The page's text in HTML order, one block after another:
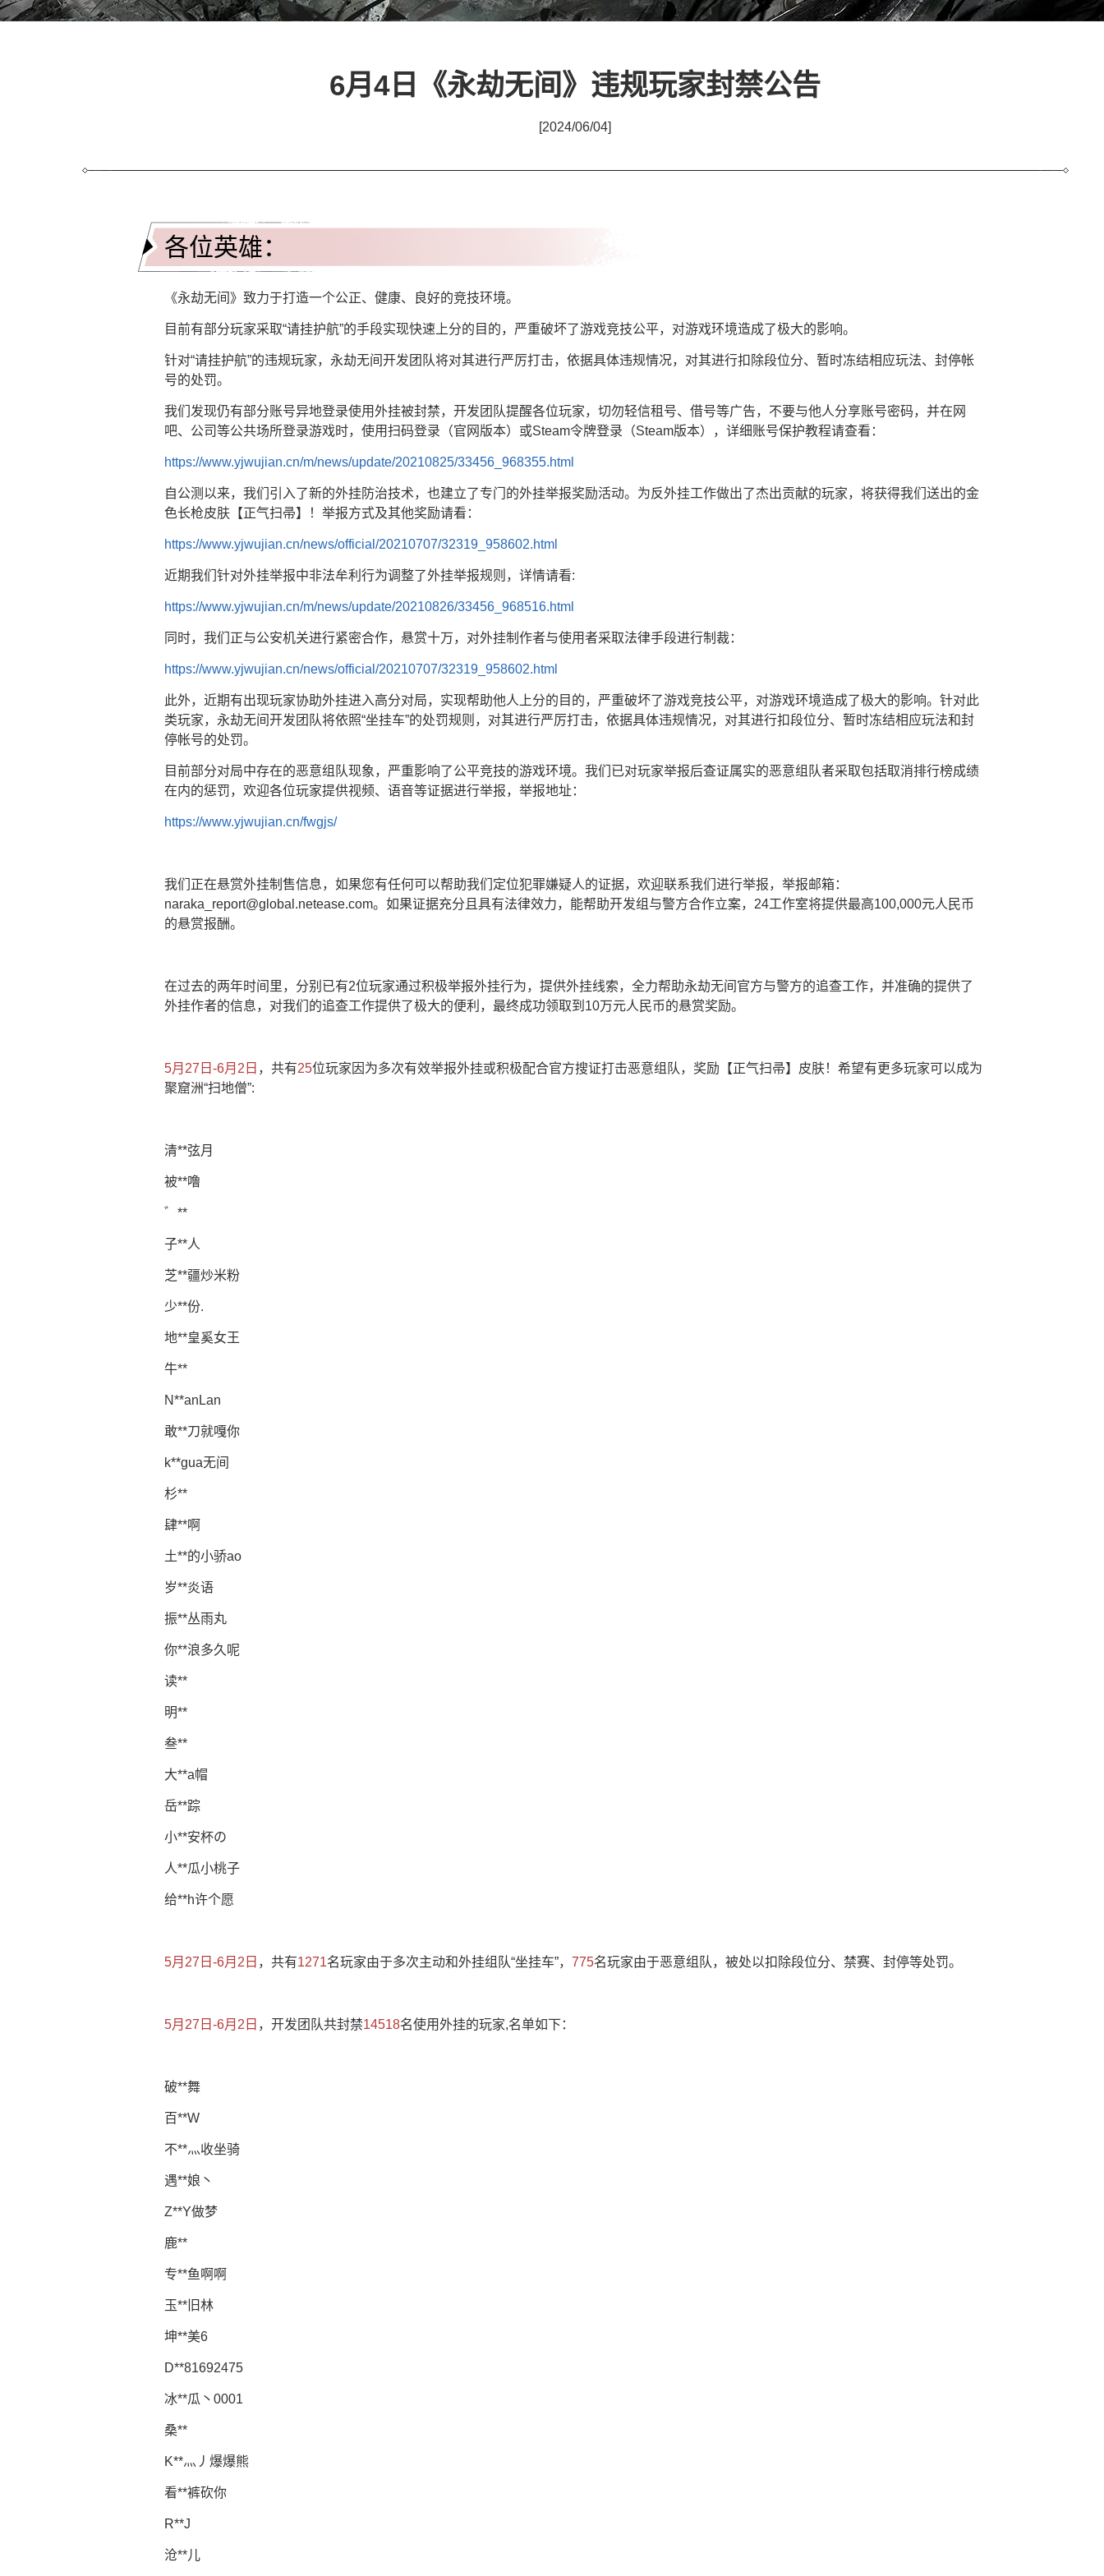
6月4日《永劫无间》违规玩家封禁公告
[2024/06/04]
各位英雄：
《永劫无间》致力于打造一个公正、健康、良好的竞技环境。
目前有部分玩家采取“请挂护航”的手段实现快速上分的目的，严重破坏了游戏竞技公平，对游戏环境造成了极大的影响。
针对“请挂护航”的违规玩家，永劫无间开发团队将对其进行严厉打击，依据具体违规情况，对其进行扣除段位分、暂时冻结相应玩法、封停帐
号的处罚。
我们发现仍有部分账号异地登录使用外挂被封禁，开发团队提醒各位玩家，切勿轻信租号、借号等广告，不要与他人分享账号密码，并在网
吧、公司等公共场所登录游戏时，使用扫码登录（官网版本）或Steam令牌登录（Steam版本），详细账号保护教程请查看：
https://www.yjwujian.cn/m/news/update/20210825/33456_968355.html
自公测以来，我们引入了新的外挂防治技术，也建立了专门的外挂举报奖励活动。为反外挂工作做出了杰出贡献的玩家，将获得我们送出的金
色长枪皮肤【正气扫帚】！举报方式及其他奖励请看：
https://www.yjwujian.cn/news/official/20210707/32319_958602.html
近期我们针对外挂举报中非法牟利行为调整了外挂举报规则，详情请看:
https://www.yjwujian.cn/m/news/update/20210826/33456_968516.html
同时，我们正与公安机关进行紧密合作，悬赏十万，对外挂制作者与使用者采取法律手段进行制裁：
https://www.yjwujian.cn/news/official/20210707/32319_958602.html
此外，近期有出现玩家协助外挂进入高分对局，实现帮助他人上分的目的，严重破坏了游戏竞技公平，对游戏环境造成了极大的影响。针对此
类玩家，永劫无间开发团队将依照“坐挂车”的处罚规则，对其进行严厉打击，依据具体违规情况，对其进行扣段位分、暂时冻结相应玩法和封
停帐号的处罚。
目前部分对局中存在的恶意组队现象，严重影响了公平竞技的游戏环境。我们已对玩家举报后查证属实的恶意组队者采取包括取消排行榜成绩
在内的惩罚，欢迎各位玩家提供视频、语音等证据进行举报，举报地址：
https://www.yjwujian.cn/fwgjs/
我们正在悬赏外挂制售信息，如果您有任何可以帮助我们定位犯罪嫌疑人的证据，欢迎联系我们进行举报，举报邮箱：
naraka_report@global.netease.com。如果证据充分且具有法律效力，能帮助开发组与警方合作立案，24工作室将提供最高100,000元人民币
的悬赏报酬。
在过去的两年时间里，分别已有2位玩家通过积极举报外挂行为，提供外挂线索，全力帮助永劫无间官方与警方的追查工作，并准确的提供了
外挂作者的信息，对我们的追查工作提供了极大的便利，最终成功领取到10万元人民币的悬赏奖励。
5月27日-6月2日 ，共有25位玩家因为多次有效举报外挂或积极配合官方搜证打击恶意组队，奖励【正气扫帚】皮肤！希望有更多玩家可以成为
聚窟洲“扫地僧”:
清**弦月
被**噜
゛**
子**人
芝**疆炒米粉
少**份.
地**皇奚女王
牛**
N**anLan
敢**刀就嘎你
k**gua无间
杉**
肆**啊
土**的小骄ao
岁**炎语
振**丛雨丸
你**浪多久呢
读**
明**
叁**
大**a帽
岳**踪
小**安杯の
人**瓜小桃子
给**h许个愿
5月27日-6月2日 ，共有1271名玩家由于多次主动和外挂组队“坐挂车”， 775名玩家由于恶意组队，被处以扣除段位分、禁赛、封停等处罚。
5月27日-6月2日 ，开发团队共封禁14518名使用外挂的玩家,名单如下：
破**舞
百**W
不**灬收坐骑
遇**娘丶
Z**Y做梦
鹿**
专**鱼啊啊
玉**旧林
坤**美6
D**81692475
冰**瓜丶0001
桑**
K**灬丿爆爆熊
看**裤砍你
R**J
沧**儿